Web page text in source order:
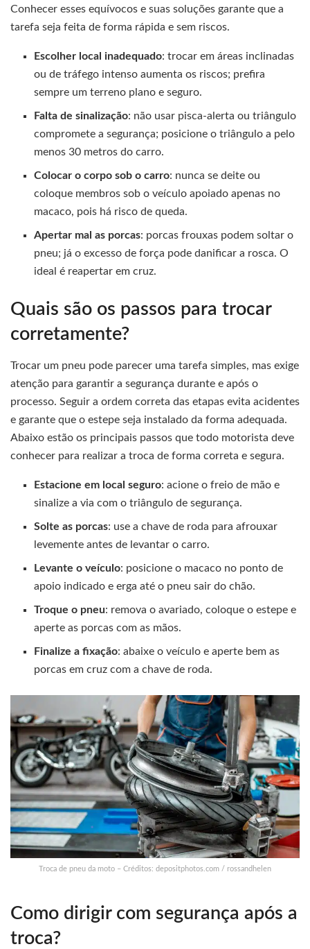
Conhecer esses equívocos e suas soluções garante que a
tarefa seja feita de forma rápida e sem riscos.
Escolher local inadequado: trocar em áreas inclinadas
ou de tráfego intenso aumenta os riscos; prefira
sempre um terreno plano e seguro.
Falta de sinalização: não usar pisca-alerta ou triângulo
compromete a segurança; posicione o triângulo a pelo
menos 30 metros do carro.
Colocar o corpo sob o carro: nunca se deite ou
coloque membros sob o veículo apoiado apenas no
macaco, pois há risco de queda.
Apertar mal as porcas: porcas frouxas podem soltar o
pneu; já o excesso de força pode danificar a rosca. O
ideal é reapertar em cruz.
Quais são os passos para trocar
corretamente?
Trocar um pneu pode parecer uma tarefa simples, mas exige
atenção para garantir a segurança durante e após o
processo. Seguir a ordem correta das etapas evita acidentes
e garante que o estepe seja instalado da forma adequada.
Abaixo estão os principais passos que todo motorista deve
conhecer para realizar a troca de forma correta e segura.
Estacione em local seguro: acione o freio de mão e
sinalize a via com o triângulo de segurança.
Solte as porcas: use a chave de roda para afrouxar
levemente antes de levantar o carro.
Levante o veículo: posicione o macaco no ponto de
apoio indicado e erga até o pneu sair do chão.
Troque o pneu: remova o avariado, coloque o estepe e
aperte as porcas com as mãos.
Finalize a fixação: abaixe o veículo e aperte bem as
porcas em cruz com a chave de roda.
Troca de pneu da moto – Créditos: depositphotos.com / rossandhelen
Como dirigir com segurança após a
troca?